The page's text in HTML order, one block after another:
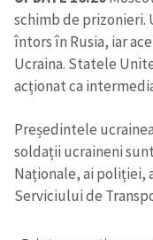
schimb de prizonieri.
întors în Rusia, iar
Ucraina. Statele
acționat ca
Președintele
soldații ucraineni
Naționale, ai poliției,
Serviciului de